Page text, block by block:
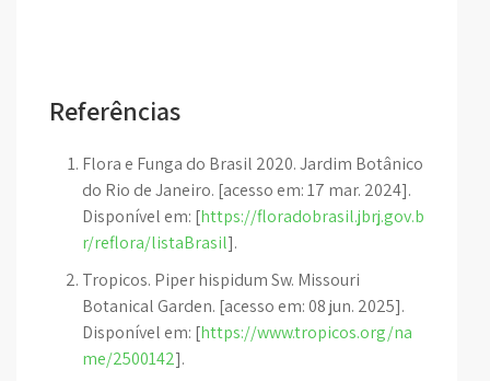
Referências
Flora e Funga do Brasil 2020. Jardim Botânico
do Rio de Janeiro. [acesso em: 17 mar. 2024].
Disponível em: [https://floradobrasil.jbrj.gov.b
r/reflora/listaBrasil].
Tropicos. Piper hispidum Sw. Missouri
Botanical Garden. [acesso em: 08 jun. 2025].
Disponível em: [https://www.tropicos.org/na
me/2500142].